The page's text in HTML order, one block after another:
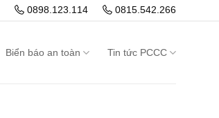
0898.123.114 0815.542.266
Biển báo an toàn Tin tức PCCC